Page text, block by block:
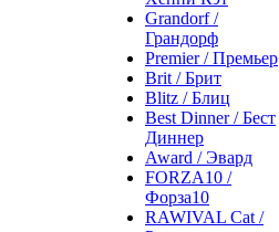
Grandorf /
Грандорф
Premier / Премьер
Brit / Брит
Blitz / Блиц
Best Dinner / Бест
Диннер
Award / Эвард
FORZA10 /
Форза10
RAWIVAL Cat /